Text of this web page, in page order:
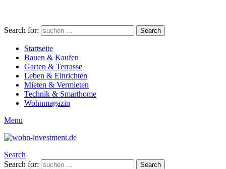
Search for: Search
Startseite
Bauen & Kaufen
Garten & Terrasse
Leben & Einrichten
Mieten & Vermieten
Technik & Smarthome
Wohnmagazin
Menu
Search
Search for:
Search